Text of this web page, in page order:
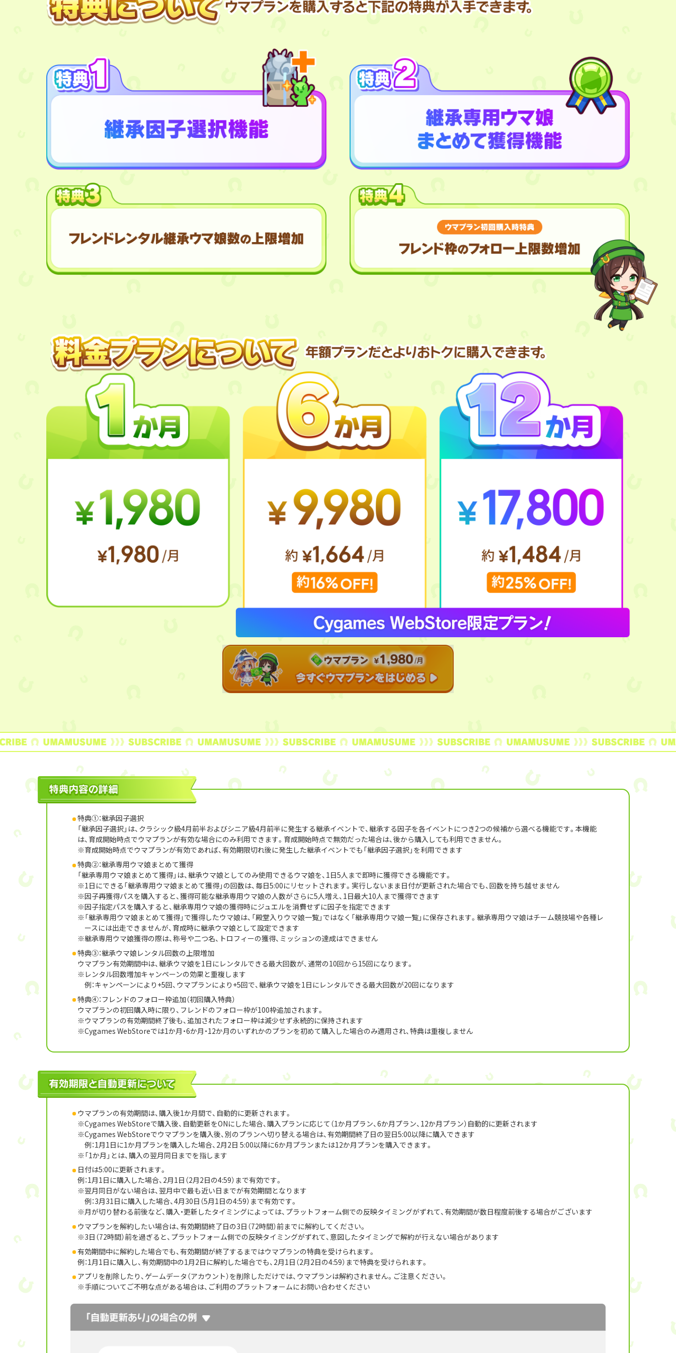
特典①：継承因子選択
「継承因子選択」は、クラシック級4月前半およびシニア級4月前半に発生する継承イベントで、継承する因子を各イベントにつき2つの候補から選べる機能です。本機能
は、育成開始時点でウマプランが有効な場合にのみ利用できます。育成開始時点で無効だった場合は、後から購入しても利用できません。
育成開始時点でウマプランが有効であれば、有効期限切れ後に発生した継承イベントでも「継承因子選択」を利用できます
特典②：継承専用ウマ娘まとめて獲得
「継承専用ウマ娘まとめて獲得」は、継承ウマ娘としてのみ使用できるウマ娘を、1日5人まで即時に獲得できる機能です。
1日にできる「継承専用ウマ娘まとめて獲得」の回数は、毎日5:00にリセットされます。実行しないまま日付が更新された場合でも、回数を持ち越せません
因子再獲得パスを購入すると、獲得可能な継承専用ウマ娘の人数がさらに5人増え、1日最大10人まで獲得できます
因子指定パスを購入すると、継承専用ウマ娘の獲得時にジュエルを消費せずに因子を指定できます
「継承専用ウマ娘まとめて獲得」で獲得したウマ娘は、「殿堂入りウマ娘一覧」ではなく「継承専用ウマ娘一覧」に保存されます。継承専用ウマ娘はチーム競技場や各種レ
ースには出走できませんが、育成時に継承ウマ娘として設定できます
継承専用ウマ娘獲得の際は、称号や二つ名、トロフィーの獲得、ミッションの達成はできません
特典③：継承ウマ娘レンタル回数の上限増加
ウマプラン有効期間中は、継承ウマ娘を1日にレンタルできる最大回数が、通常の10回から15回になります。
レンタル回数増加キャンペーンの効果と重複します
例：キャンペーンにより+5回、ウマプランにより+5回で、継承ウマ娘を1日にレンタルできる最大回数が20回になります
特典④：フレンドのフォロー枠追加（初回購入特典）
ウマプランの初回購入時に限り、フレンドのフォロー枠が100枠追加されます。
ウマプランの有効期間終了後も、追加されたフォロー枠は減少せず永続的に保持されます
Cygames WebStoreでは1か月・6か月・12か月のいずれかのプランを初めて購入した場合のみ適用され、特典は重複しません
ウマプランの有効期間は、購入後1か月間で、自動的に更新されます。
Cygames WebStoreで購入後、自動更新をONにした場合、購入プランに応じて（1か月プラン、6か月プラン、12か月プラン）自動的に更新されます
Cygames WebStoreでウマプランを購入後、別のプランへ切り替える場合は、有効期間終了日の翌日5:00以降に購入できます
例：1月1日に1か月プランを購入した場合、2月2日 5:00以降に6か月プランまたは12か月プランを購入できます。
「1か月」とは、購入の翌月同日までを指します
日付は5:00に更新されます。
例：1月1日に購入した場合、2月1日（2月2日の4:59）まで有効です。
翌月同日がない場合は、翌月中で最も近い日までが有効期間となります
例：3月31日に購入した場合、4月30日（5月1日の4:59）まで有効です。
月が切り替わる前後など、購入・更新したタイミングによっては、プラットフォーム側での反映タイミングがずれて、有効期間が数日程度前後する場合がございます
ウマプランを解約したい場合は、有効期間終了日の3日（72時間）前までに解約してください。
3日（72時間）前を過ぎると、プラットフォーム側での反映タイミングがずれて、意図したタイミングで解約が行えない場合があります
有効期間中に解約した場合でも、有効期間が終了するまではウマプランの特典を受けられます。
例：1月1日に購入し、有効期間中の1月2日に解約した場合でも、2月1日（2月2日の4:59）まで特典を受けられます。
アプリを削除したり、ゲームデータ（アカウント）を削除しただけでは、ウマプランは解約されません。ご注意ください。
手順についてご不明な点がある場合は、ご利用のプラットフォームにお問い合わせください